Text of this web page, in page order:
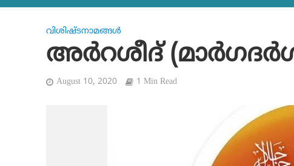
വിശിഷ്ടനാമങ്ങള്‍
അര്‍റശീദ്
August 10, 2020 1 Min Read